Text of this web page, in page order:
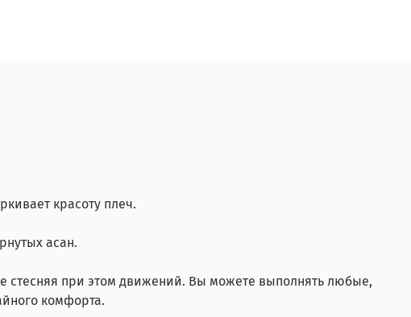
красоту плеч.
асан.
стесняя при этом движений. Вы можете выполнять любые,
комфорта.